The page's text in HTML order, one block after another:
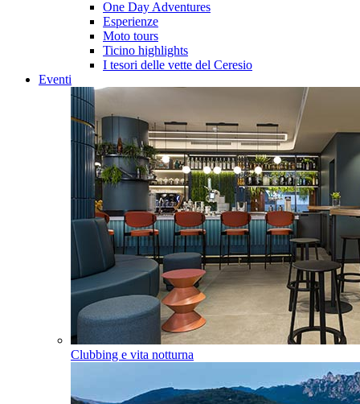
One Day Adventures
Esperienze
Moto tours
Ticino highlights
I tesori delle vette del Ceresio
Eventi
Clubbing e vita notturna